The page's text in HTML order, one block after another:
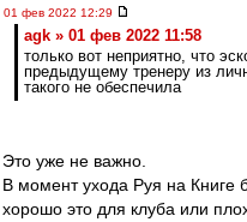
01 фев 2022 12:29
agk » 01 фев 2022 11:58
только вот неприятно, что
предыдущему тренеру из
такого не обеспечила
Это уже не важно.
В момент ухода Руя на Книге
хорошо это для клуба или